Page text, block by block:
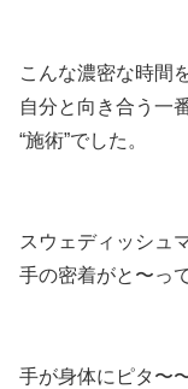
こんな濃密な時間
自分と向き合う一
“施術”でした。
スウェディッシュ
手の密着がと〜っ
手が身体にピタ〜